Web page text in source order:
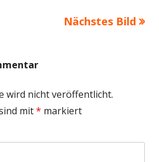
Nächstes Bild
wird nicht veröffentlicht.
mit* markiert